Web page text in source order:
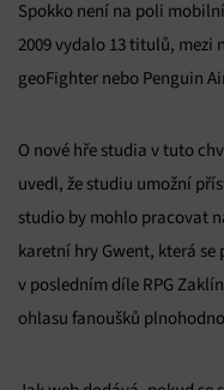
Spokko není na poli
2009 vydalo 13 titulů, mezi
geoFighter nebo Penguin
O nové hře studia v tuto
uvedl, že studiu umožní
studio by mohlo pracovat
karetní hry Gwent, která
v posledním díle RPG
ohlasu fanoušků